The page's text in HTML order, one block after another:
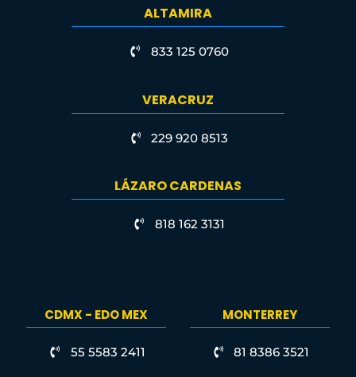
ALTAMIRA
833 125 0760
VERACRUZ
229 920 8513
LÁZARO CARDENAS
818 162 3131
CDMX - EDO MEX
55 5583 2411
MONTERREY
81 8386 3521